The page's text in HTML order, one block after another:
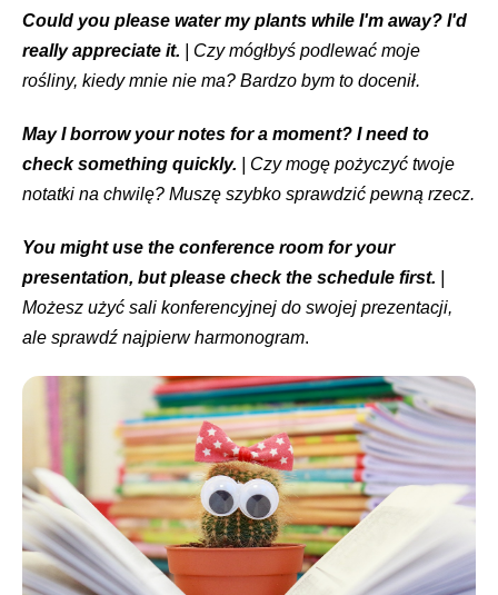
Could you please water my plants while I'm away? I'd
really appreciate it. | Czy mógłbyś podlewać moje
rośliny, kiedy mnie nie ma? Bardzo bym to docenił.
May I borrow your notes for a moment? I need to
check something quickly. | Czy mogę pożyczyć twoje
notatki na chwilę? Muszę szybko sprawdzić pewną rzecz.
You might use the conference room for your
presentation, but please check the schedule first.
Możesz użyć sali konferencyjnej do swojej prezentacji,
ale sprawdź najpierw harmonogram.